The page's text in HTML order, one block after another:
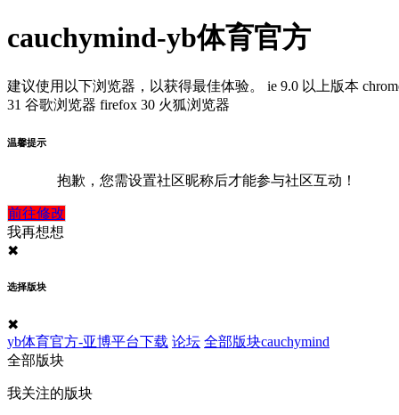
cauchymind-yb体育官方
建议使用以下浏览器，以获得最佳体验。 ie 9.0 以上版本
31 谷歌浏览器 firefox 30 火狐浏览器
温馨提示
抱歉，您需设置社区昵称后才能参与社区互动！
前往修改
我再想想
✖
选择版块
✖
yb体育官方-亚博平台下载 论坛 全部版块cauchymind
全部版块
我关注的版块